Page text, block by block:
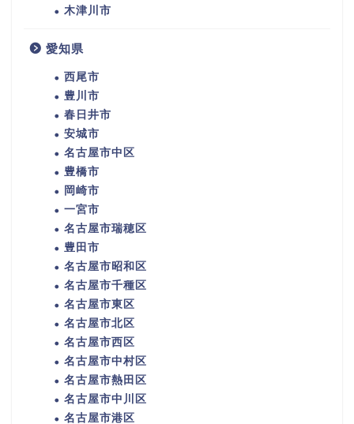
木津川市
愛知県
西尾市
豊川市
春日井市
安城市
名古屋市中区
豊橋市
岡崎市
一宮市
名古屋市瑞穂区
豊田市
名古屋市昭和区
名古屋市千種区
名古屋市東区
名古屋市北区
名古屋市西区
名古屋市中村区
名古屋市熱田区
名古屋市中川区
名古屋市港区